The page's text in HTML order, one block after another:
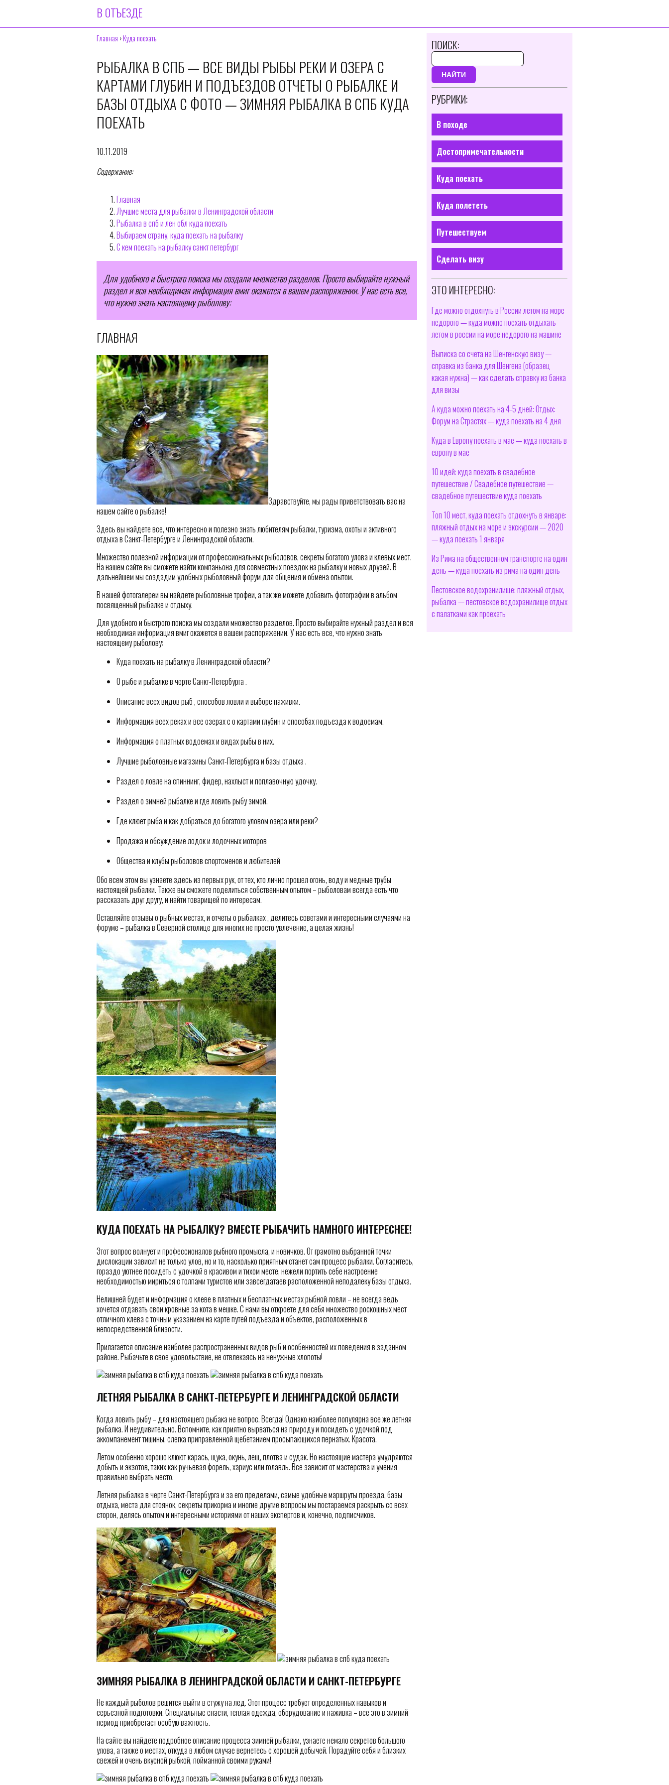
В ОТЪЕЗДЕ
Главная ›Куда поехать
РЫБАЛКА В СПБ — ВСЕ ВИДЫ РЫБЫ РЕКИ И ОЗЕРА С
КАРТАМИ ГЛУБИН И ПОДЪЕЗДОВ ОТЧЕТЫ О РЫБАЛКЕ И
БАЗЫ ОТДЫХА С ФОТО — ЗИМНЯЯ РЫБАЛКА В СПБ КУДА
ПОЕХАТЬ
10.11.2019
Содержание:
Главная
Лучшие места для рыбалки в Ленинградской области
Рыбалка в спб и лен обл куда поехать
Выбираем страну, куда поехать на рыбалку
С кем поехать на рыбалку санкт петербург
Для удобного и быстрого поиска мы создали множество разделов. Просто выбирайте нужный
раздел и вся необходимая информация вмиг окажется в вашем распоряжении. У нас есть все,
что нужно знать настоящему рыболову:
ГЛАВНАЯ
Здравствуйте, мы рады приветствовать вас на
нашем сайте о рыбалке!
Здесь вы найдете все, что интересно и полезно знать любителям рыбалки, туризма, охоты и активного
отдыха в Санкт-Петербурге и Ленинградской области.
Множество полезной информации от профессиональных рыболовов, секреты богатого улова и клевых мест.
На нашем сайте вы сможете найти компаньона для совместных поездок на рыбалку и новых друзей. В
дальнейшем мы создадим удобных рыболовный форум для общения и обмена опытом.
В нашей фотогалереи вы найдете рыболовные трофеи, а так же можете добавить фотографии в альбом
посвященный рыбалке и отдыху.
Для удобного и быстрого поиска мы создали множество разделов. Просто выбирайте нужный раздел и вся
необходимая информация вмиг окажется в вашем распоряжении. У нас есть все, что нужно знать
настоящему рыболову:
Куда поехать на рыбалку в Ленинградской области?
О рыбе и рыбалке в черте Санкт-Петербурга .
Описание всех видов рыб , способов ловли и выборе наживки.
Информация всех реках и все озерах с о картами глубин и способах подъезда к водоемам.
Информация о платных водоемах и видах рыбы в них.
Лучшие рыболовные магазины Санкт-Петербурга и базы отдыха .
Раздел о ловле на спиннинг, фидер, нахлыст и поплавочную удочку.
Раздел о зимней рыбалке и где ловить рыбу зимой.
Где клюет рыба и как добраться до богатого уловом озера или реки?
Продажа и обсуждение лодок и лодочных моторов
Общества и клубы рыболовов спортсменов и любителей
Обо всем этом вы узнаете здесь из первых рук, от тех, кто лично прошел огонь, воду и медные трубы
настоящей рыбалки. Также вы сможете поделиться собственным опытом – рыболовам всегда есть что
рассказать друг другу, и найти товарищей по интересам.
Оставляйте отзывы о рыбных местах, и отчеты о рыбалках , делитесь советами и интересными случаями на
форуме – рыбалка в Северной столице для многих не просто увлечение, а целая жизнь!
КУДА ПОЕХАТЬ НА РЫБАЛКУ? ВМЕСТЕ РЫБАЧИТЬ НАМНОГО ИНТЕРЕСНЕЕ!
Этот вопрос волнует и профессионалов рыбного промысла, и новичков. От грамотно выбранной точки
дислокации зависит не только улов, но и то, насколько приятным станет сам процесс рыбалки. Согласитесь,
гораздо уютнее посидеть с удочкой в красивом и тихом месте, нежели портить себе настроение
необходимостью мириться с толпами туристов или завсегдатаев расположенной неподалеку базы отдыха.
Нелишней будет и информация о клеве в платных и бесплатных местах рыбной ловли – не всегда ведь
хочется отдавать свои кровные за кота в мешке. С нами вы откроете для себя множество роскошных мест
отличного клева с точным указанием на карте путей подъезда и объектов, расположенных в
непосредственной близости.
Прилагается описание наиболее распространенных видов рыб и особенностей их поведения в заданном
районе. Рыбачьте в свое удовольствие, не отвлекаясь на ненужные хлопоты!
ЛЕТНЯЯ РЫБАЛКА В САНКТ-ПЕТЕРБУРГЕ И ЛЕНИНГРАДСКОЙ ОБЛАСТИ
Когда ловить рыбу – для настоящего рыбака не вопрос. Всегда! Однако наиболее популярна все же летняя
рыбалка. И неудивительно. Вспомните, как приятно вырваться на природу и посидеть с удочкой под
аккомпанемент тишины, слегка приправленной щебетанием просыпающихся пернатых. Красота.
Летом особенно хорошо клюют карась, щука, окунь, лещ, плотва и судак. Но настоящие мастера умудряются
добыть и экзотов, таких как ручьевая форель, хариус или голавль. Все зависит от мастерства и умения
правильно выбрать место.
Летняя рыбалка в черте Санкт-Петербурга и за его пределами, самые удобные маршруты проезда, базы
отдыха, места для стоянок, секреты прикорма и многие другие вопросы мы постараемся раскрыть со всех
сторон, делясь опытом и интересными историями от наших экспертов и, конечно, подписчиков.
ЗИМНЯЯ РЫБАЛКА В ЛЕНИНГРАДСКОЙ ОБЛАСТИ И САНКТ-ПЕТЕРБУРГЕ
Не каждый рыболов решится выйти в стужу на лед. Этот процесс требует определенных навыков и
серьезной подготовки. Специальные снасти, теплая одежда, оборудование и наживка – все это в зимний
период приобретает особую важность.
На сайте вы найдете подробное описание процесса зимней рыбалки, узнаете немало секретов большого
улова, а также о местах, откуда в любом случае вернетесь с хорошей добычей. Порадуйте себя и близких
свежей и очень вкусной рыбкой, пойманной своими руками!
ПОИСК:
НАЙТИ
РУБРИКИ:
В походе
Достопримечательности
Куда поехать
Куда полететь
Путешествуем
Сделать визу
ЭТО ИНТЕРЕСНО:
Где можно отдохнуть в России летом на море
недорого — куда можно поехать отдыхать
летом в россии на море недорого на машине
Выписка со счета на Шенгенскую визу —
справка из банка для Шенгена (образец
какая нужна) — как сделать справку из банка
для визы
А куда можно поехать на 4-5 дней: Отдых:
Форум на Страстях — куда поехать на 4 дня
Куда в Европу поехать в мае — куда поехать в
европу в мае
10 идей: куда поехать в свадебное
путешествие / Свадебное путешествие —
свадебное путешествие куда поехать
Топ 10 мест, куда поехать отдохнуть в январе:
пляжный отдых на море и экскурсии — 2020
— куда поехать 1 января
Из Рима на общественном транспорте на один
день — куда поехать из рима на один день
Пестовское водохранилище: пляжный отдых,
рыбалка — пестовское водохранилище отдых
с палатками как проехать